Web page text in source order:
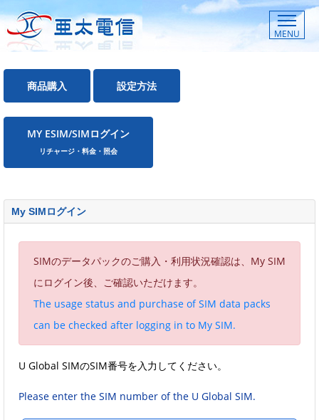
MENU
商品購入 設定方法
MY ESIM/SIMログイン
リチャージ・料金・照会
My SIMログイン
SIMのデータパックのご購入・利用状況確認は、My SIM
にログイン後、ご確認いただけます。
The usage status and purchase of SIM data packs
can be checked after logging in to My SIM.
U Global SIMのSIM番号を入力してください。
Please enter the SIM number of the U Global SIM.